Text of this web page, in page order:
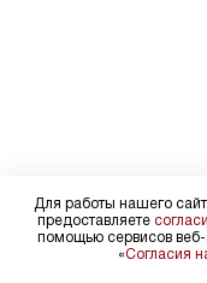
Для работы нашего
предоставляете
помощью сервисов веб-
«Согласия